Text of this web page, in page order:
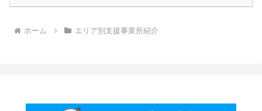
ホーム エリア別支援事業所紹介